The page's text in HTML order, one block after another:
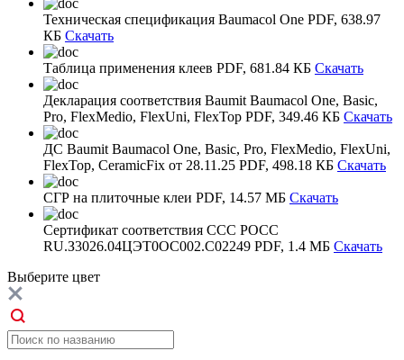
Техническая спецификация Baumacol One PDF, 638.97
КБ Скачать
Таблица применения клеев PDF, 681.84 КБ Скачать
Декларация соответствия Baumit Baumacol One, Basic,
Pro, FlexMedio, FlexUni, FlexTop PDF, 349.46 КБ Скачать
ДС Baumit Baumacol One, Basic, Pro, FlexMedio, FlexUni,
FlexTop, CeramicFix от 28.11.25 PDF, 498.18 КБ Скачать
СГР на плиточные клеи PDF, 14.57 МБ Скачать
Сертификат соответствия ССС РОСС
RU.З3026.04ЦЭТ0ОС002.С02249 PDF, 1.4 МБ Скачать
Выберите цвет